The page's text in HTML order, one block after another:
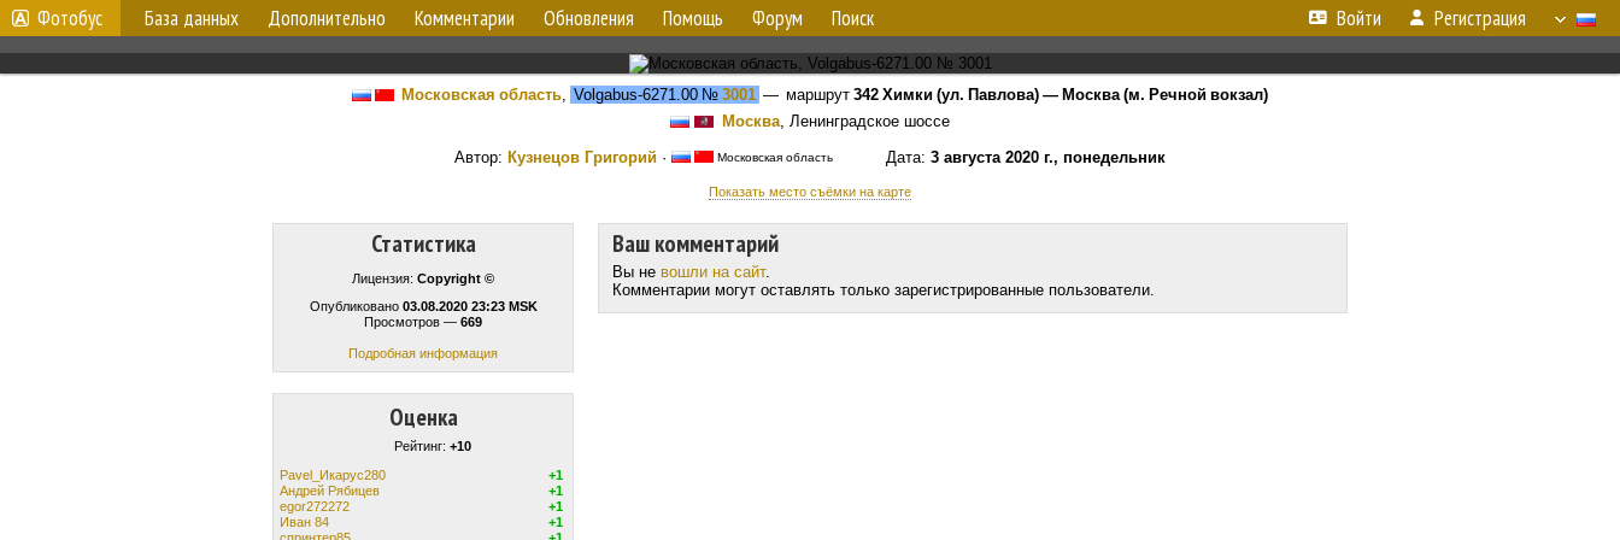
Фотобус База данных Дополнительно Комментарии Обновления Помощь Форум Поиск Войти Регистрация
Московская область, Volgabus-6271.00 № 3001 — маршрут 342 Химки (ул. Павлова) — Москва (м. Речной вокзал)
Москва, Ленинградское шоссе
Автор: Кузнецов Григорий · Московская область Дата: 3 августа 2020 г., понедельник
Показать место съёмки на карте
Статистика
Лицензия: Copyright ©
Опубликовано 03.08.2020 23:23 MSK
Просмотров — 669
Подробная информация
Оценка
Рейтинг: +10
Pavel_Икарус280
+1
Андрей Рябицев
+1
egor272272
+1
Иван 84
+1
спринтер85
+1
Ваш комментарий
Вы не вошли на сайт.
Комментарии могут оставлять только зарегистрированные пользователи.